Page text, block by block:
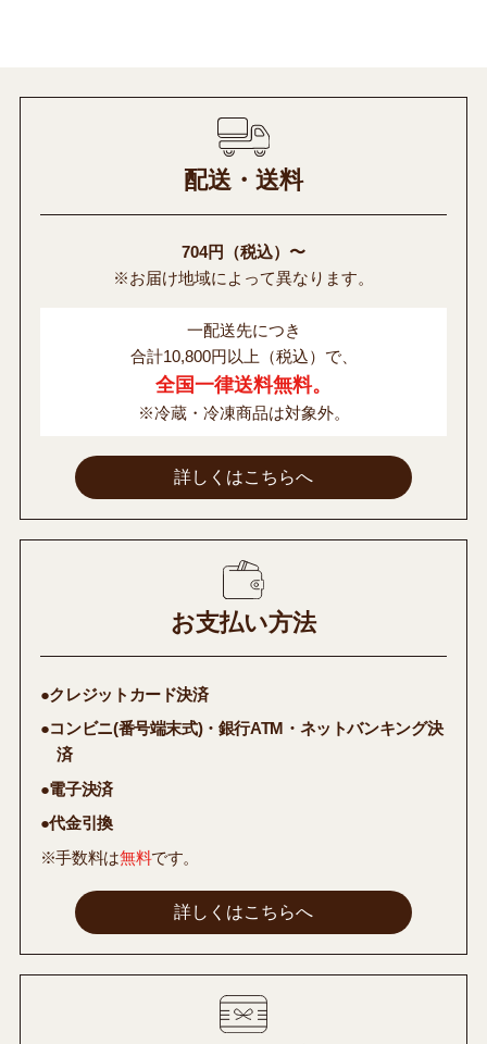
配送・送料
704円（税込）〜
※お届け地域によって異なります。
一配送先につき
合計10,800円以上（税込）で、
全国一律送料無料。
※冷蔵・冷凍商品は対象外。
詳しくはこちらへ
お支払い方法
●クレジットカード決済
●コンビニ(番号端末式)・銀行ATM・ネットバンキング決
済
●電子決済
●代金引換
※手数料は無料です。
詳しくはこちらへ